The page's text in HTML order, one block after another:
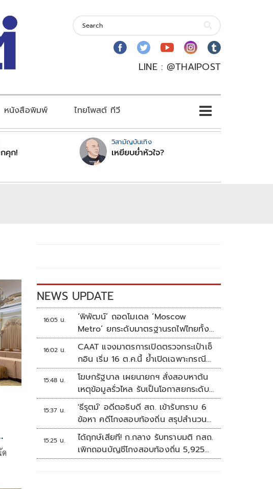
LINE : @THAIPOST
หนังสือพิมพ์ ไทยโพสต์ ทีวี
คุก!
วิสามัญบันเทิง
เหยียบย่ำหัวใจ?
NEWS UPDATE
16:05 น.
‘พิพัฒน์’ ถอดโมเดล ‘Moscow
Metro’ ยกระดับมาตรฐานรถไฟไทยทั้ง
ระบบ
16:02 น.
CAAT แจงมาตรการเปิดตรวจกระเป๋าเช็
กอิน เริ่ม 16 ต.ค.นี้ ย้ำเปิดเฉพาะกรณี
ต้องสงสัย
15:48 น.
โฆษกรัฐบาล เผยนายกฯ สั่งสอบหาต้น
เหตุข้อมูลรั่วไหล รับเป็นโอกาสยกระดับ
ความมั่นคงปลอดภัยข้อมูลภาครัฐทั้ง
ระบบ
15:37 น.
'ธีรุตม์' อดีตอธิบดี สถ. เข้ารับทราบ 6
ข้อหา คดีโกงสอบท้องถิ่น สรุปสำนวน
ส่ง ป.ป.ช. สัปดาห์หน้า
15:25 น.
ได้ฤกษ์เสียที! ก.กลาง รับทราบมติ กสถ.
เพิกถอนบัญชีโกงสอบท้องถิ่น 5,925
ราย